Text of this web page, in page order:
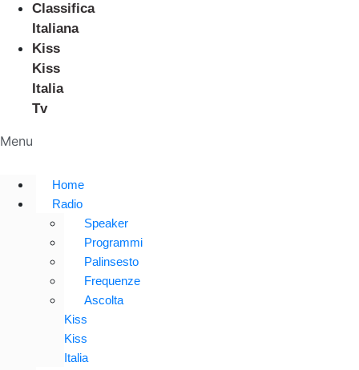
Classifica
Italiana
Kiss
Kiss
Italia
Tv
Menu
Home
Radio
Speaker
Programmi
Palinsesto
Frequenze
Ascolta
Kiss
Kiss
Italia